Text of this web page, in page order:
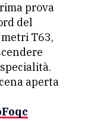
prova
del
T63,
aperta